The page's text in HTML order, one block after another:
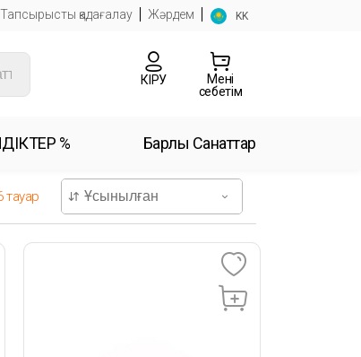
Тапсырысты қадағалау Жәрдем KK
КІРУ
Менің
себетім
% Барлық Санаттар
тауар